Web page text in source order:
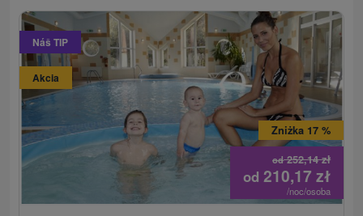
Náš TIP
Akcia
od252,14zł
Zniżka 17 %
od 210,17zł
/noc/osoba